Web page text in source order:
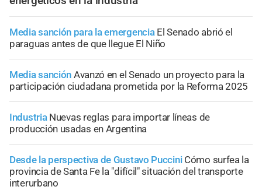
Media sanción para la emergencia El Senado abrió el
paraguas antes de que llegue El Niño
Media sanción Avanzó en el Senado un proyecto para la
participación ciudadana prometida por la Reforma 2025
Industria Nuevas reglas para importar líneas de
producción usadas en Argentina
Desde la perspectiva de Gustavo Puccini Cómo surfea la
provincia de Santa Fe la "difícil" situación del transporte
interurbano